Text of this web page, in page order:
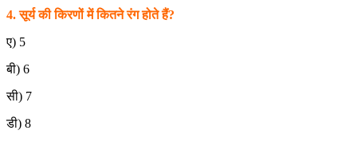
4. सूर्य की किरणों में कितने रंग होते हैं?
ए) 5
बी) 6
सी) 7
डी) 8